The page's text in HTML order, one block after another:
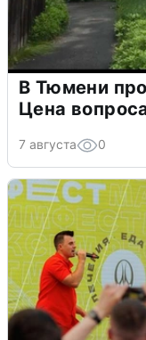
В Тюмени
Цена
7 августа 0